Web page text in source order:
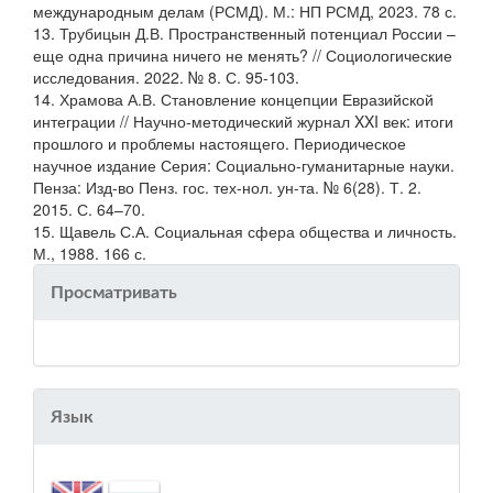
международным делам (РСМД). М.: НП РСМД, 2023. 78 с.
13. Трубицын Д.В. Пространственный потенциал России –
еще одна причина ничего не менять? // Социологические
исследования. 2022. № 8. С. 95-103.
14. Храмова А.В. Становление концепции Евразийской
интеграции // Научно-методический журнал XXI век: итоги
прошлого и проблемы настоящего. Периодическое
научное издание Серия: Социально-гуманитарные науки.
Пенза: Изд-во Пенз. гос. тех-нол. ун-та. № 6(28). Т. 2.
2015. С. 64–70.
15. Щавель С.А. Социальная сфера общества и личность.
М., 1988. 166 с.
Просматривать
Язык